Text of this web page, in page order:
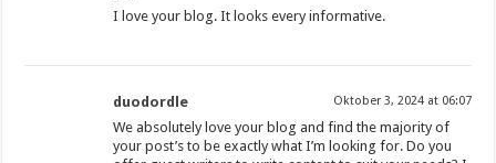
I love your blog. It looks every informative.
duodordle Oktober 3, 2024 at 06:07
We absolutely love your blog and find the majority of
your post’s to be exactly what I’m looking for. Do you